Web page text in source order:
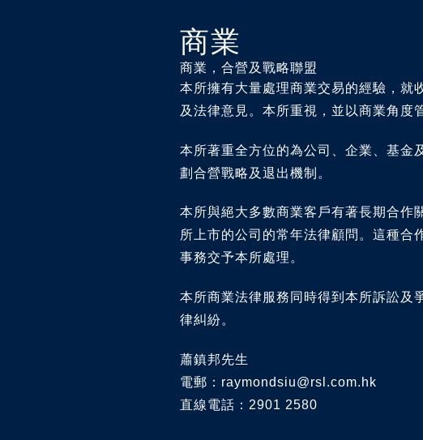
商業
商業，合營及戰略聯盟
本所擁有大量處理商業交易的經驗，就
及法律意見。本所重視，並以商業角度
本所著重全方位的為公司、企業、基金
劃合營戰略及退出機制。
本所與絕大多數商業客戶有著長期合作
所上市的公司的常年法律顧問。這種合
事務交予本所處理。
本所商業法律服務同時得到本所訴訟及
律糾紛。
蕭鎮邦先生
電郵：raymondsiu@rsl.com.hk
直線電話：2901 2580